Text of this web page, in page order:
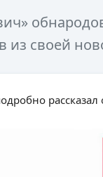
из своей